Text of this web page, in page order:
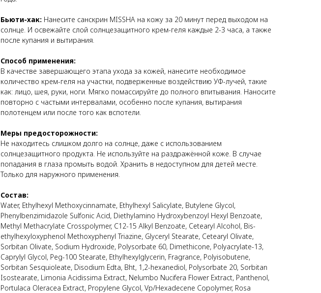
Бьюти-хак: Нанесите санскрин MISSHA на кожу за 20 минут перед выходом на
солнце. И освежайте слой солнцезащитного крем-геля каждые 2-3 часа, а также
после купания и вытирания.
Способ применения:
В качестве завершающего этапа ухода за кожей, нанесите необходимое
количество крем-геля на участки, подверженные воздействию УФ-лучей, такие
как: лицо, шея, руки, ноги. Мягко помассируйте до полного впитывания. Наносите
повторно с частыми интервалами, особенно после купания, вытирания
полотенцем или после того как вспотели.
Меры предосторожности:
Не находитесь слишком долго на солнце, даже с использованием
солнцезащитного продукта. Не используйте на раздражённой коже. В случае
попадания в глаза промыть водой. Хранить в недоступном для детей месте.
Только для наружного применения.
Состав:
Water, Ethylhexyl Methoxycinnamate, Ethylhexyl Salicylate, Butylene Glycol,
Phenylbenzimidazole Sulfonic Acid, Diethylamino Hydroxybenzoyl Hexyl Benzoate,
Methyl Methacrylate Crosspolymer, C12-15 Alkyl Benzoate, Cetearyl Alcohol, Bis-
ethylhexyloxyphenol Methoxyphenyl Triazine, Glyceryl Stearate, Cetearyl Olivate,
Sorbitan Olivate, Sodium Hydroxide, Polysorbate 60, Dimethicone, Polyacrylate-13,
Caprylyl Glycol, Peg-100 Stearate, Ethylhexylglycerin, Fragrance, Polyisobutene,
Sorbitan Sesquioleate, Disodium Edta, Bht, 1,2-hexanediol, Polysorbate 20, Sorbitan
Isostearate, Limonia Acidissima Extract, Nelumbo Nucifera Flower Extract, Panthenol,
Portulaca Oleracea Extract, Propylene Glycol, Vp/Hexadecene Copolymer, Rosa